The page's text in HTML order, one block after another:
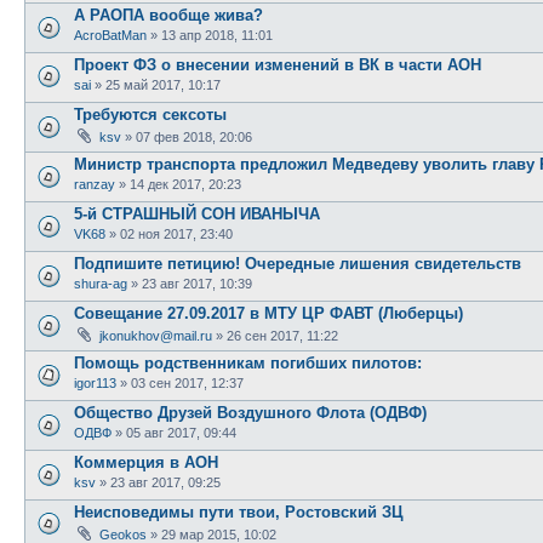
А РАОПА вообще жива?
AcroBatMan » 13 апр 2018, 11:01
Проект ФЗ о внесении изменений в ВК в части АОН
sai » 25 май 2017, 10:17
Требуются сексоты
ksv » 07 фев 2018, 20:06
Министр транспорта предложил Медведеву уволить главу
ranzay » 14 дек 2017, 20:23
5-й СТРАШНЫЙ СОН ИВАНЫЧА
VK68 » 02 ноя 2017, 23:40
Подпишите петицию! Очередные лишения свидетельств
shura-ag » 23 авг 2017, 10:39
Совещание 27.09.2017 в МТУ ЦР ФАВТ (Люберцы)
jkonukhov@mail.ru » 26 сен 2017, 11:22
Помощь родственникам погибших пилотов:
igor113 » 03 сен 2017, 12:37
Общество Друзей Воздушного Флота (ОДВФ)
ОДВФ » 05 авг 2017, 09:44
Коммерция в АОН
ksv » 23 авг 2017, 09:25
Неисповедимы пути твои, Ростовский ЗЦ
Geokos » 29 мар 2015, 10:02